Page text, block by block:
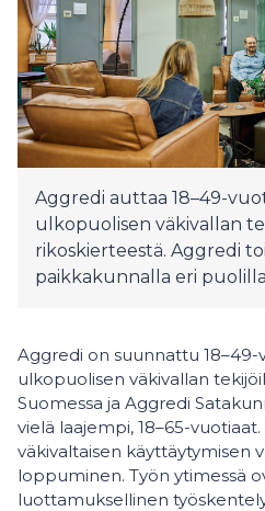
Aggredi auttaa 18–49-
ulkopuolisen väkivallan
rikoskierteestä. Aggredi
paikkakunnalla eri
Aggredi on suunnattu 18–49-
ulkopuolisen väkivallan
Suomessa ja Aggredi
vielä laajempi, 18–65-
väkivaltaisen käyttäytymisen
loppuminen. Työn ytimessä
luottamuksellinen